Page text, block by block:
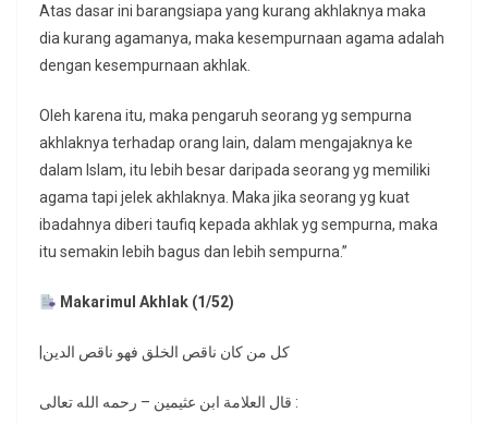
Atas dasar ini barangsiapa yang kurang akhlaknya maka
dia kurang agamanya, maka kesempurnaan agama adalah
dengan kesempurnaan akhlak.
Oleh karena itu, maka pengaruh seorang yg sempurna
akhlaknya terhadap orang lain, dalam mengajaknya ke
dalam Islam, itu lebih besar daripada seorang yg memiliki
agama tapi jelek akhlaknya. Maka jika seorang yg kuat
ibadahnya diberi taufiq kepada akhlak yg sempurna, maka
itu semakin lebih bagus dan lebih sempurna.”
Makarimul Akhlak (1/52)
|كل من كان ناقص الخلق فهو ناقص الدين
قال العلامة ابن عثيمين – رحمه الله تعالى :